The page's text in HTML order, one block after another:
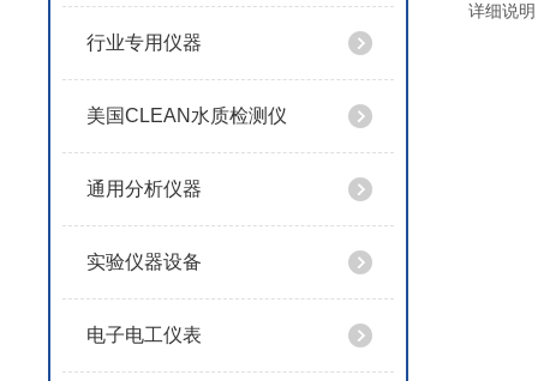
行业专用仪器
美国CLEAN水质检测仪
通用分析仪器
实验仪器设备
电子电工仪表
详细说